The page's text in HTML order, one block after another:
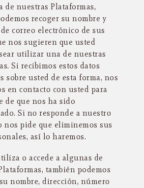
de nuestras Plataformas,
recoger su nombre y
correo electrónico de sus
nos sugieren que usted
utilizar una de nuestras
Si recibimos estos datos
sobre usted de esta forma, nos
en contacto con usted para
de que nos ha sido
Si no responde a nuestro
nos pide que eliminemos sus
así lo haremos.
o accede a algunas de
también podemos
nombre, dirección, número